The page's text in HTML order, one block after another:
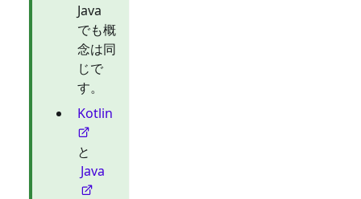
Java
でも概
念は同
じで
す。
Kotlin
と
Java